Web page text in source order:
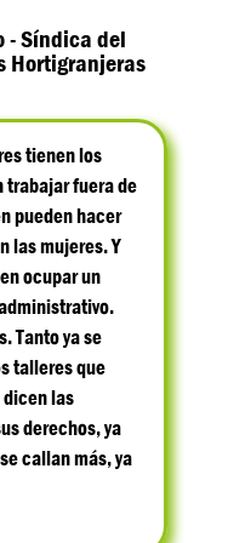
- Síndica del
Hortigranjeras
tienen los
trabajar fuera de
pueden hacer
las mujeres. Y
ocupar un
Tanto ya se
talleres que
dicen las
derechos, ya
callan más, ya